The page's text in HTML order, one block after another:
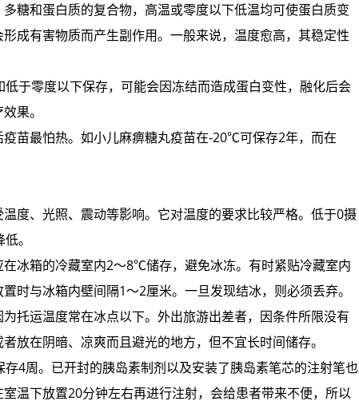
糖和蛋白质的复合物，高温或零度以下低温均可使蛋白质变
成有害物质而产生副作用。一般来说，温度愈高，其稳定性
于零度以下保存，可能会因冻结而造成蛋白变性，融化后会
果。
苗最怕热。如小儿麻痹糖丸疫苗在-20℃可保存2年，而在
度、光照、震动等影响。它对温度的要求比较严格。低于0摄
。
冰箱的冷藏室内2～8℃储存，避免冰冻。有时紧贴冷藏室内
时与冰箱内壁间隔1～2厘米。一旦发现结冰，则必须丢弃。
托运温度常在冰点以下。外出旅游出差者，因条件所限没有
放在阴暗、凉爽而且避光的地方，但不宜长时间储存。
4周。已开封的胰岛素制剂以及安装了胰岛素笔芯的注射笔也
温下放置20分钟左右再进行注射，会给患者带来不便，所以